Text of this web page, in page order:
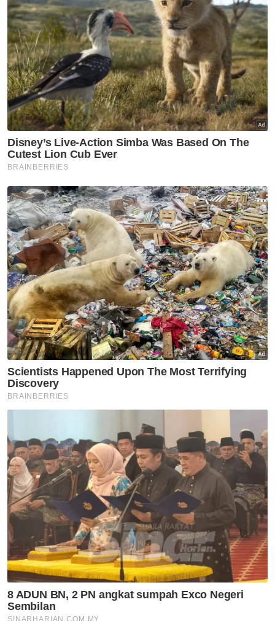
Semasa
Pempengaruh dakwa dibuli
siber, modus operandi serang
pemilik bisnes wanita
Semasa
Ingin berdikari alasan Dhia
Zahraaxavieta Neelopher
keluar rumah
Semasa
RCI TH: LHDN perlu siasat
2014-2020